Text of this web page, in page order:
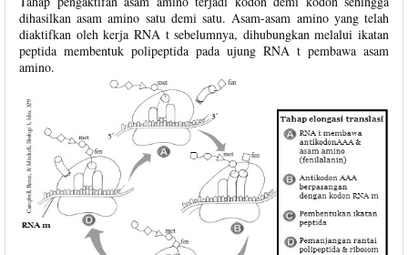
dihasilkan asam amino satu demi satu. Asam-asam amino yang telah
diaktifkan oleh kerja RNA t sebelumnya, dihubungkan melalui ikatan
peptida membentuk polipeptida pada ujung RNA t pembawa asam
amino.